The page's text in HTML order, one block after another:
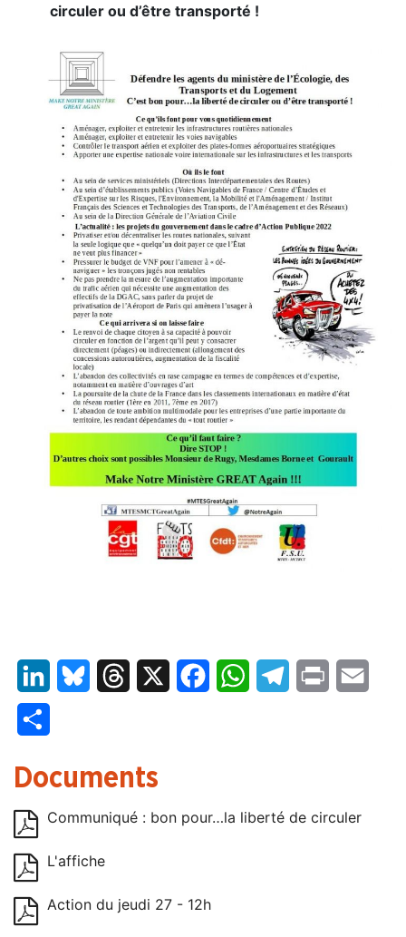
circuler ou d’être transporté !
LinkedInBluesky Threads FacebookWhatsAppTelegram
Print
Documents
Communiqué : bon pour…la liberté de circuler
L'affiche
Action du jeudi 27 - 12h